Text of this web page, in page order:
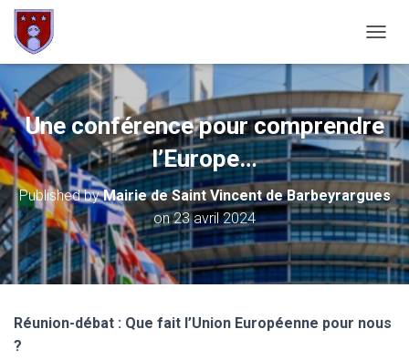
Une conférence pour comprendre
l’Europe…
Published byMairie de Saint Vincent de Barbeyrargues
on23 avril 2024
Réunion-débat : Que fait l’Union Européenne pour nous
?